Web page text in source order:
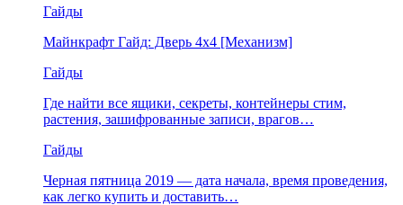
Гайды
Майнкрафт Гайд: Дверь 4х4 [Механизм]
Гайды
Где найти все ящики, секреты, контейнеры стим,
растения, зашифрованные записи, врагов…
Гайды
Черная пятница 2019 — дата начала, время проведения,
как легко купить и доставить…